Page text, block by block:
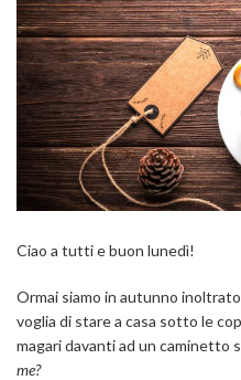
Ciao a tutti e buon lunedì!
Ormai siamo in autunno
voglia di stare a casa sotto le
magari davanti ad un caminetto
me?